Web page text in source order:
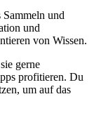
Sammeln und
und
von Wissen.
gerne
profitieren. Du
um auf das